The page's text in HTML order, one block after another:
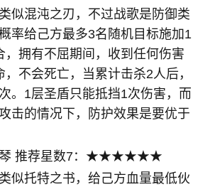
似混沌之刃，不过战歌是防御类
率给己方最多3名随机目标施加1
，拥有不屈期间，收到任何伤害
不会死亡，当累计击杀2人后，
。1层圣盾只能抵挡1次伤害，而
击的情况下，防护效果是要优于
琴 推荐星数7：★★★★★★
似托特之书，给己方血量最低伙